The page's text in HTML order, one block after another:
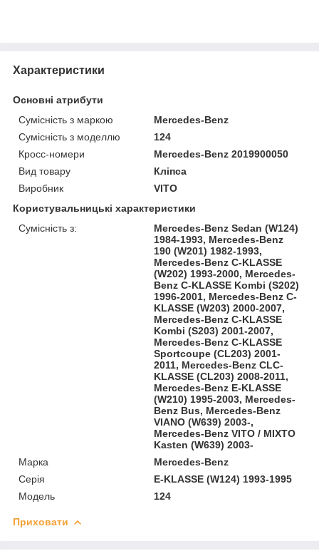
Характеристики
Основні атрибути
Сумісність з маркою
Mercedes-Benz
Сумісність з моделлю
124
Кросс-номери
Mercedes-Benz 2019900050
Вид товару
Кліпса
Виробник
VITO
Користувальницькі характеристики
Сумісність з:
Mercedes-Benz Sedan (W124)
1984-1993, Mercedes-Benz
190 (W201) 1982-1993,
Mercedes-Benz C-KLASSE
(W202) 1993-2000, Mercedes-
Benz C-KLASSE Kombi (S202)
1996-2001, Mercedes-Benz C-
KLASSE (W203) 2000-2007,
Mercedes-Benz C-KLASSE
Kombi (S203) 2001-2007,
Mercedes-Benz C-KLASSE
Sportcoupe (CL203) 2001-
2011, Mercedes-Benz CLC-
KLASSE (CL203) 2008-2011,
Mercedes-Benz E-KLASSE
(W210) 1995-2003, Mercedes-
Benz Bus, Mercedes-Benz
VIANO (W639) 2003-,
Mercedes-Benz VITO / MIXTO
Kasten (W639) 2003-
Марка
Mercedes-Benz
Серія
E-KLASSE (W124) 1993-1995
Модель
124
Приховати